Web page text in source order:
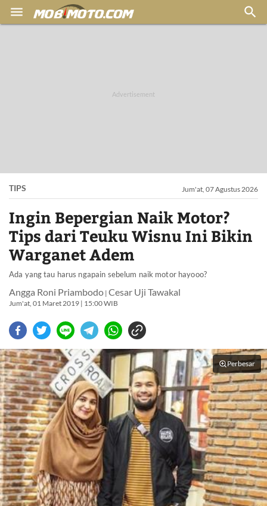
 
TIPS Jum'at, 07 Agustus 2026
Ingin Bepergian Naik Motor?
Tips dari Teuku Wisnu Ini Bikin
Warganet Adem
Ada yang tau harus ngapain sebelum naik motor hayooo?
Angga Roni Priambodo | Cesar Uji Tawakal
Jum'at, 01 Maret 2019 | 15:00 WIB
Perbesar